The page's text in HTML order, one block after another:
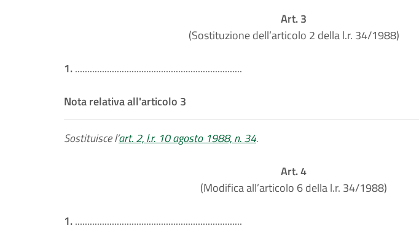
Art. 3
(Sostituzione dell’articolo 2 della l.r. 34/1988)
1.....................................................................
Nota relativa all'articolo 3
Sostituisce l’art. 2, l.r. 10 agosto 1988, n. 34.
Art. 4
(Modifica all’articolo 6 della l.r. 34/1988)
1.....................................................................